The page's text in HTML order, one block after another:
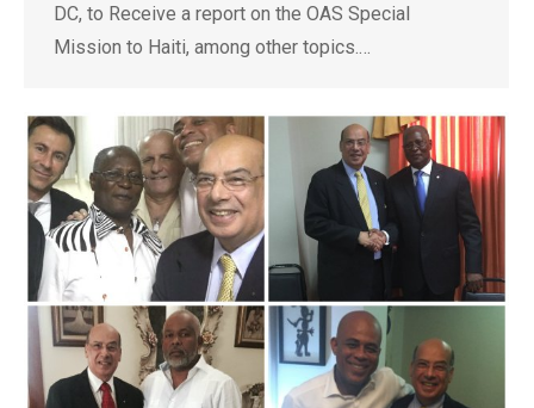
DC, to Receive a report on the OAS Special
Mission to Haiti, among other topics.…